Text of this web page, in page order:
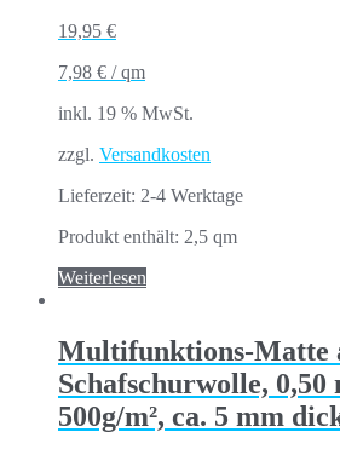
19,95 €
7,98 € /qm
inkl. 19 % MwSt.
zzgl. Versandkosten
Lieferzeit: 2-4 Werktage
Produkt enthält: 2,5 qm
Weiterlesen
Multifunktions-Matte
Schafschurwolle, 0,50
500g/m², ca. 5 mm